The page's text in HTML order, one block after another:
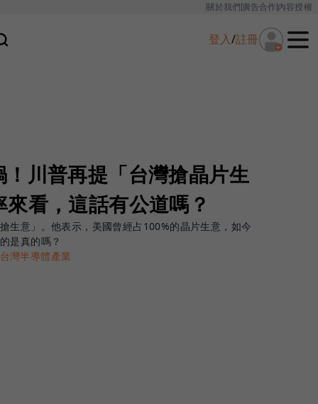
關於我們廣告合作內容授權
登入/註冊
川普再提「台灣搶晶片生
看，這話有公道嗎？
生意」。他表示，美國曾經占100%的晶片生意，如今
是真的嗎？
灣半導體產業